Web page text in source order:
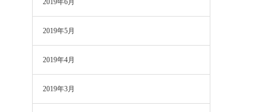
2019年6月
2019年5月
2019年4月
2019年3月